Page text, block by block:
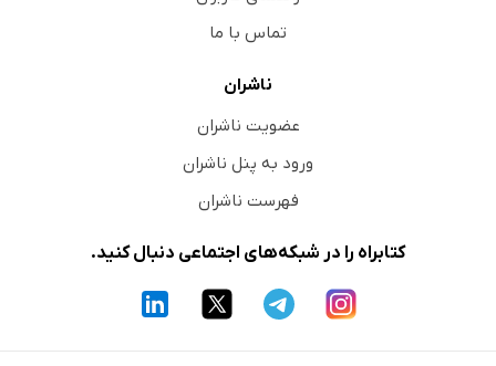
تماس با ما
ناشران
عضویت ناشران
ورود به پنل ناشران
فهرست ناشران
کتابراه را در شبکه‌های اجتماعی دنبال کنید.